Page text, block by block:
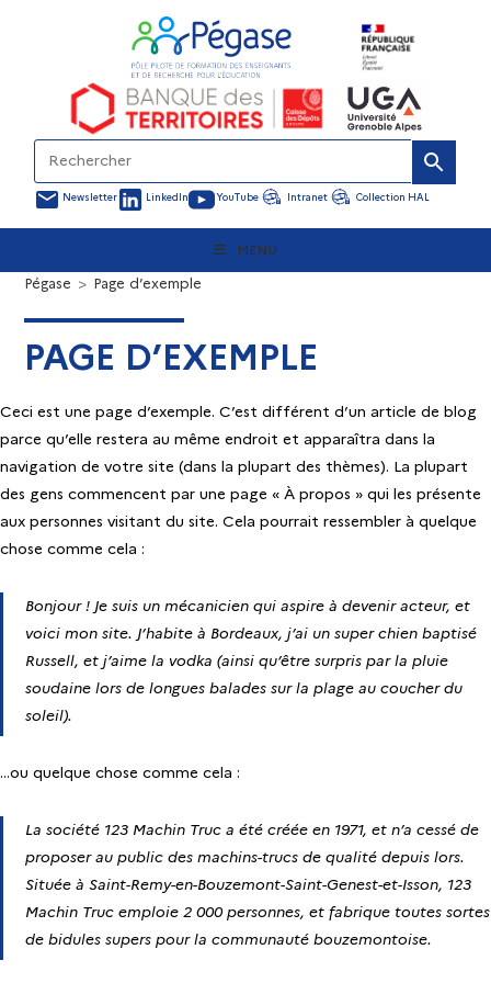
Newsletter LinkedIn YouTube Intranet Collection HAL
MENU
PAGE D’EXEMPLE
Pégase > Page d’exemple
Ceci est une page d’exemple. C’est différent d’un article de blog
parce qu’elle restera au même endroit et apparaîtra dans la
navigation de votre site (dans la plupart des thèmes). La plupart
des gens commencent par une page « À propos » qui les présente
aux personnes visitant du site. Cela pourrait ressembler à quelque
chose comme cela :
Bonjour ! Je suis un mécanicien qui aspire à devenir acteur, et
voici mon site. J’habite à Bordeaux, j’ai un super chien baptisé
Russell, et j’aime la vodka (ainsi qu’être surpris par la pluie
soudaine lors de longues balades sur la plage au coucher du
soleil).
…ou quelque chose comme cela :
La société 123 Machin Truc a été créée en 1971, et n’a cessé de
proposer au public des machins-trucs de qualité depuis lors.
Située à Saint-Remy-en-Bouzemont-Saint-Genest-et-Isson, 123
Machin Truc emploie 2 000 personnes, et fabrique toutes sortes
de bidules supers pour la communauté bouzemontoise.